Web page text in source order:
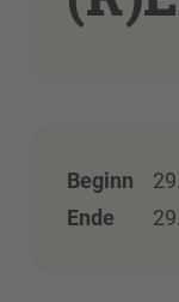
Beginn
Ende